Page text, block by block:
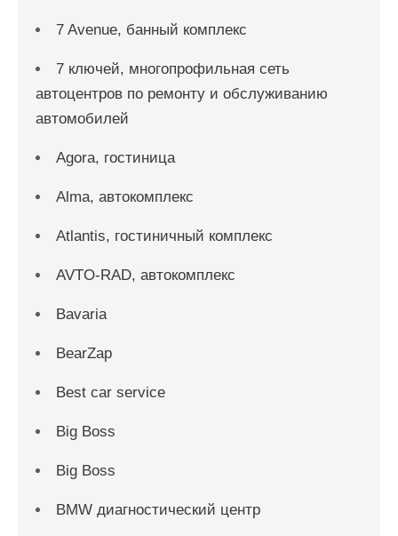
7 Avenue, банный комплекс
7 ключей, многопрофильная сеть
автоцентров по ремонту и обслуживанию
автомобилей
Agora, гостиница
Alma, автокомплекс
Atlantis, гостиничный комплекс
AVTO-RAD, автокомплекс
Bavaria
BearZap
Best car service
Big Boss
Big Boss
BMW диагностический центр